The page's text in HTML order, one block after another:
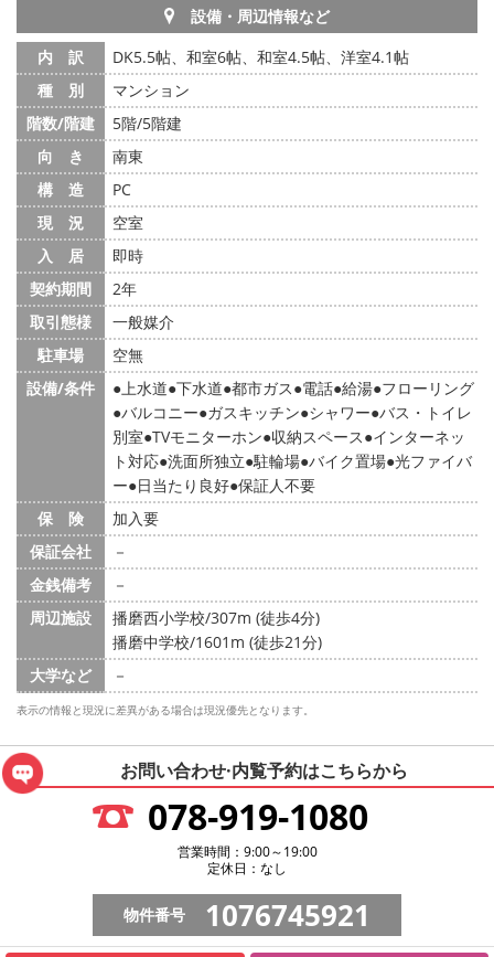
設備・周辺情報など
内 訳
DK5.5帖、和室6帖、和室4.5帖、洋室4.1帖
種 別
マンション
階数/階建
5階/5階建
向 き
南東
構 造
PC
現 況
空室
入 居
即時
契約期間
2年
取引態様
一般媒介
駐車場
空無
設備/条件
上水道 下水道 都市ガス 電話 給湯 フローリング
バルコニー ガスキッチン シャワー バス・トイレ
別室 TVモニターホン 収納スペース インターネッ
ト対応 洗面所独立 駐輪場 バイク置場 光ファイバ
ー 日当たり良好 保証人不要
保 険
加入要
保証会社
－
金銭備考
－
周辺施設
播磨西小学校/307m (徒歩4分)
播磨中学校/1601m (徒歩21分)
大学など
－
表示の情報と現況に差異がある場合は現況優先となります。
お問い合わせ·内覧予約はこちらから
078-919-1080
営業時間：9:00～19:00
定休日：なし
物件番号 1076745921